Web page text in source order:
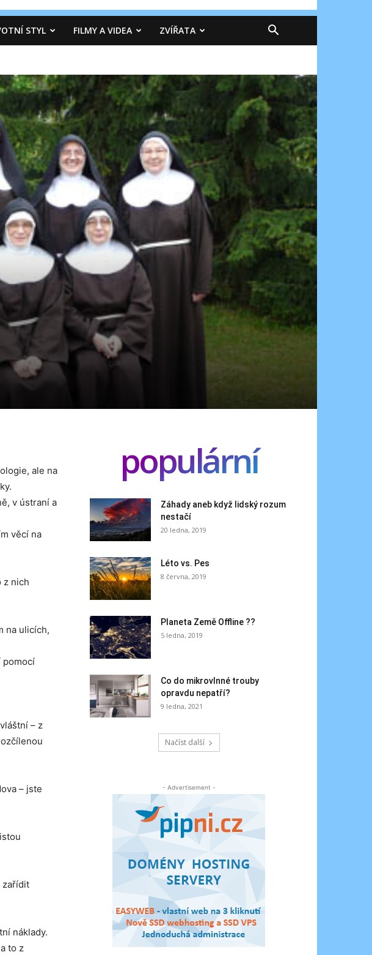
STYL FILMY A VIDEA ZVÍŘATA
ale na
v ústraní a
věcí na
z nich
na ulicích,
pomocí
– z
– jste
zařídit
náklady.
to z
populární
Záhady aneb když lidský rozum
nestačí
20 ledna, 2019
Léto vs. Pes
8 června, 2019
Planeta Země Offline ??
5 ledna, 2019
Co do mikrovlnné trouby
opravdu nepatří?
9 ledna, 2021
Načíst další
- Advertisement -